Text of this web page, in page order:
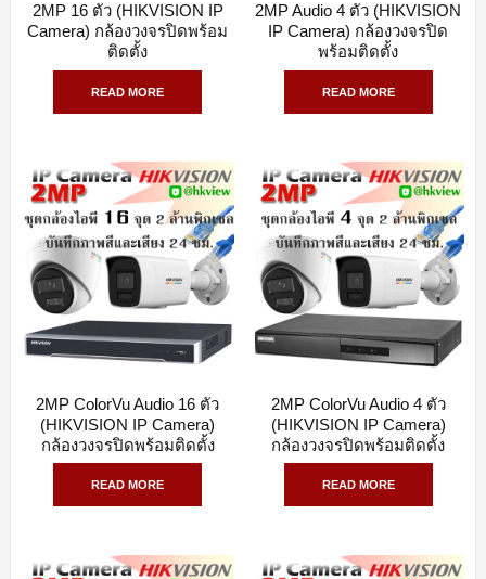
QUICK VIEW
2MP 16 ตัว (HIKVISION IP
Camera) กล้องวงจรปิดพร้อม
ติดตั้ง
READ MORE
QUICK VIEW
2MP Audio 4 ตัว (HIKVISION
IP Camera) กล้องวงจรปิด
พร้อมติดตั้ง
READ MORE
QUICK VIEW
2MP ColorVu Audio 16 ตัว
(HIKVISION IP Camera)
กล้องวงจรปิดพร้อมติดตั้ง
READ MORE
QUICK VIEW
2MP ColorVu Audio 4 ตัว
(HIKVISION IP Camera)
กล้องวงจรปิดพร้อมติดตั้ง
READ MORE